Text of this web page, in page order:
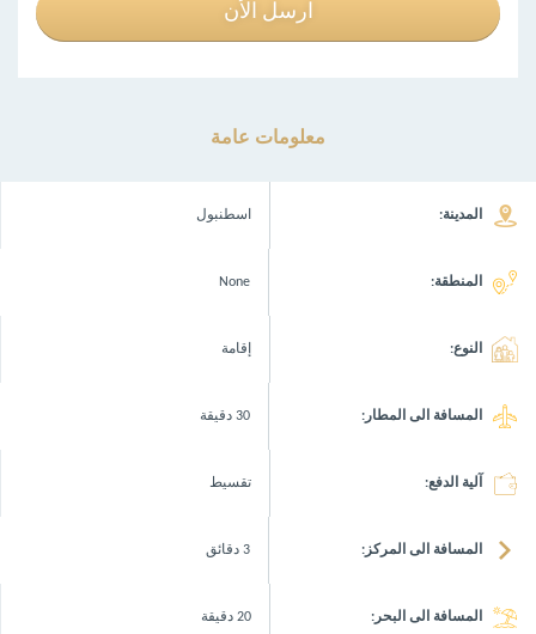
ارسل الأن
معلومات عامة
المدينة: اسطنبول
المنطقة: None
النوع: إقامة
المسافة الى المطار: 30 دقيقة
آلية الدفع: تقسيط
المسافة الى المركز: 3 دقائق
المسافة الى البحر: 20 دقيقة